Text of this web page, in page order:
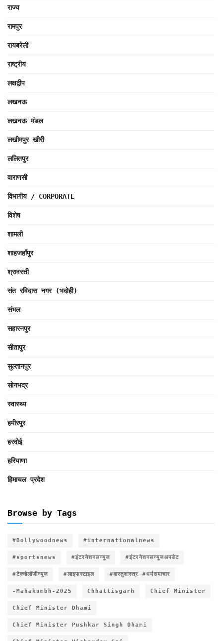
राज्य
रामपुर
रायबरेली
राष्ट्रीय
लक्षद्वीप
लखनऊ
लखनऊ मंडल
लखीमपुर खीरी
ललितपुर
वाराणसी
विभागीय / CORPORATE
विशेष
शामली
शाहजहाँपुर
श्रावस्ती
संत रविदास नगर (भदोही)
संभल
सहारनपुर
सीतापुर
सुल्तानपुर
सोनभद्र
स्वास्थ्य
हमीरपुर
हरदोई
हरियाणा
हिमाचल प्रदेश
Browse by Tags
#Bollywoodnews #internationalnews
#sportsnews #इंटरनेशनलन्यूज #इंटरनेशनलन्यूजअपडेट
#टेक्नोलॉजीन्यूज #लाइफस्टाइल #वास्तुशास्त्र #धर्मसमाचार
-Mahakumbh-2025 Chhattisgarh Chief Minister
Chief Minister Dhami
Chief Minister Pushkar Singh Dhami